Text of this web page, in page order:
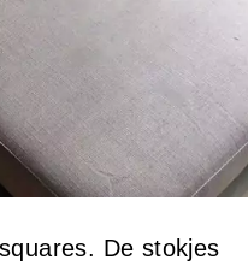
De stokjes